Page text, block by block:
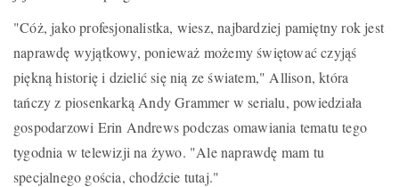
"Cóż, jako profesjonalistka, wiesz, najbardziej pamiętny rok jest
naprawdę wyjątkowy, ponieważ możemy świętować czyjąś
piękną historię i dzielić się nią ze światem," Allison, która
tańczy z piosenkarką Andy Grammer w serialu, powiedziała
gospodarzowi Erin Andrews podczas omawiania tematu tego
tygodnia w telewizji na żywo. "Ale naprawdę mam tu
specjalnego gościa, chodźcie tutaj."